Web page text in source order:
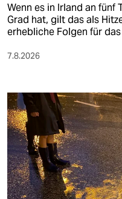
Wenn es in Irland an fünf
Grad hat, gilt das als
erhebliche Folgen für
7.8.2026